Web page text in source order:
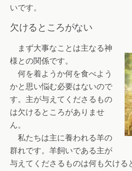
いです。
欠けるところがない
まず大事なことは主なる神
様との関係です。
何を着ようか何を食べよう
かと思い悩む必要はないので
す。主が与えてくださるもの
は欠けるところがありませ
ん。
私たちは主に養われる羊の
群れです。羊飼いである主が
与えてくださるものは何も欠ける